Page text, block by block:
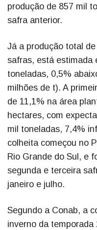
produção de 857 mil
safra anterior.
Já a produção total
safras, está estimada
toneladas, 0,5%
milhões de t). A
de 11,1% na área
hectares, com
mil toneladas, 7,4%
colheita começou no
Rio Grande do Sul, e
segunda e terceira
janeiro e julho.
Segundo a Conab, a
inverno da